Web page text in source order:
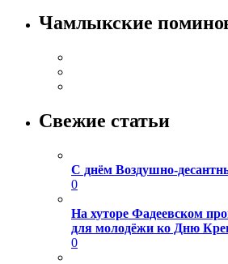
Чамлыкские
Свежие статьи
С днём Воздушно-
0
На хуторе Фадеевском
для молодёжи ко Дню
0